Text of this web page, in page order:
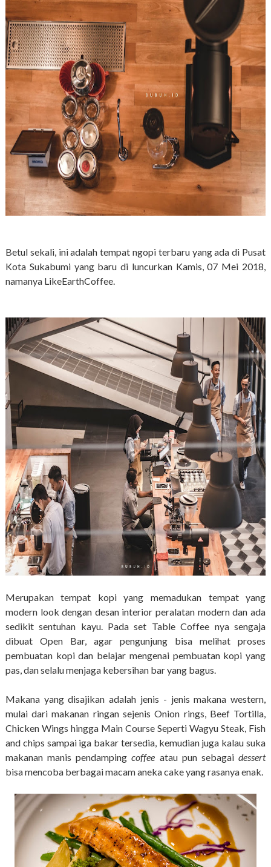
Betul sekali, ini adalah tempat ngopi terbaru yang ada di Pusat
Kota Sukabumi yang baru di luncurkan Kamis, 07 Mei 2018,
namanya LikeEarthCoffee.
Merupakan tempat kopi yang memadukan tempat yang
modern look dengan desan interior peralatan modern dan ada
sedikit sentuhan kayu. Pada set Table Coffee nya sengaja
dibuat Open Bar, agar pengunjung bisa melihat proses
pembuatan kopi dan belajar mengenai pembuatan kopi yang
pas, dan selalu menjaga kebersihan bar yang bagus.
Makana yang disajikan adalah jenis - jenis makana western,
mulai dari makanan ringan sejenis Onion rings, Beef Tortilla,
Chicken Wings hingga Main Course Seperti Wagyu Steak, Fish
and chips sampai iga bakar tersedia, kemudian juga kalau suka
makanan manis pendampingcoffee atau pun sebagaidessert
bisa mencoba berbagai macam aneka cake yang rasanya enak.